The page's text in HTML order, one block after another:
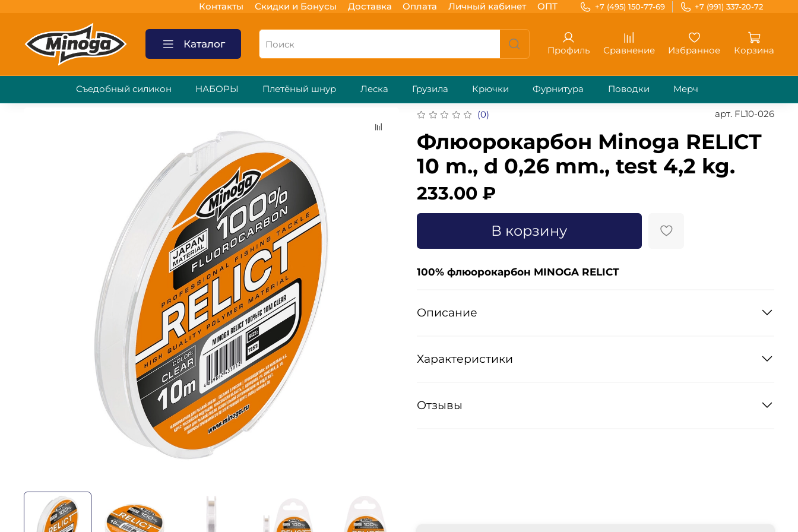
Контакты Скидки и Бонусы Доставка Оплата Личный кабинет ОПТ +7 (495) 150-77-69 +7 (991) 337-20-72
Каталог
Профиль Сравнение Избранное Корзина
Съедобный силикон НАБОРЫ Плетёный шнур Леска Грузила Крючки Фурнитура Поводки Мерч
(0) арт. FL10-026
Флюорокарбон Minoga RELICT
10 m., d 0,26 mm., test 4,2 kg.
233.00 ₽
В корзину
100% флюорокарбон MINOGA RELICT
Описание
Характеристики
Отзывы